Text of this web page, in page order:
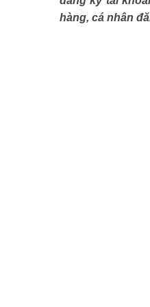
hàng, cá nhân